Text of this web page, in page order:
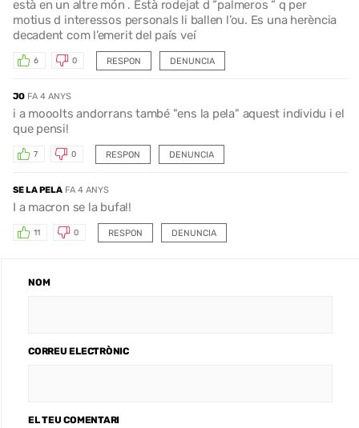
està en un altre món . Està rodejat d “palmeros “ q per
motius d interessos personals li ballen l’ou. Es una herència
decadent com l’emerit del país veí
RESPON
6 0 DENUNCIA
JO FA 4 ANYS
i a mooolts andorrans també "ens la pela" aquest individu i el
que pensi!
RESPON
7 0 DENUNCIA
SE LA PELA FA 4 ANYS
I a macron se la bufa!!
RESPON
11 0 DENUNCIA
NOM
CORREU ELECTRÒNIC
EL TEU COMENTARI